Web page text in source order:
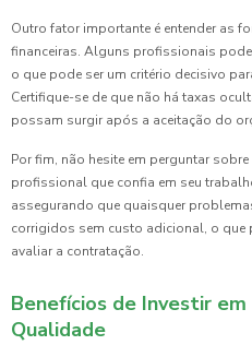
Outro fator importante é entender as
financeiras. Alguns profissionais
o que pode ser um critério decisivo
Certifique-se de que não há taxas
possam surgir após a aceitação do
Por fim, não hesite em perguntar
profissional que confia em seu
assegurando que quaisquer
corrigidos sem custo adicional, o que
avaliar a contratação.
Benefícios de Investir
Qualidade